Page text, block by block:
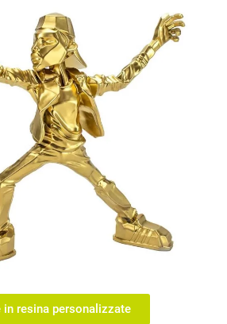
in resina personalizzate